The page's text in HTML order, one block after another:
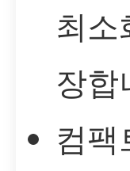
최소
장합
컴